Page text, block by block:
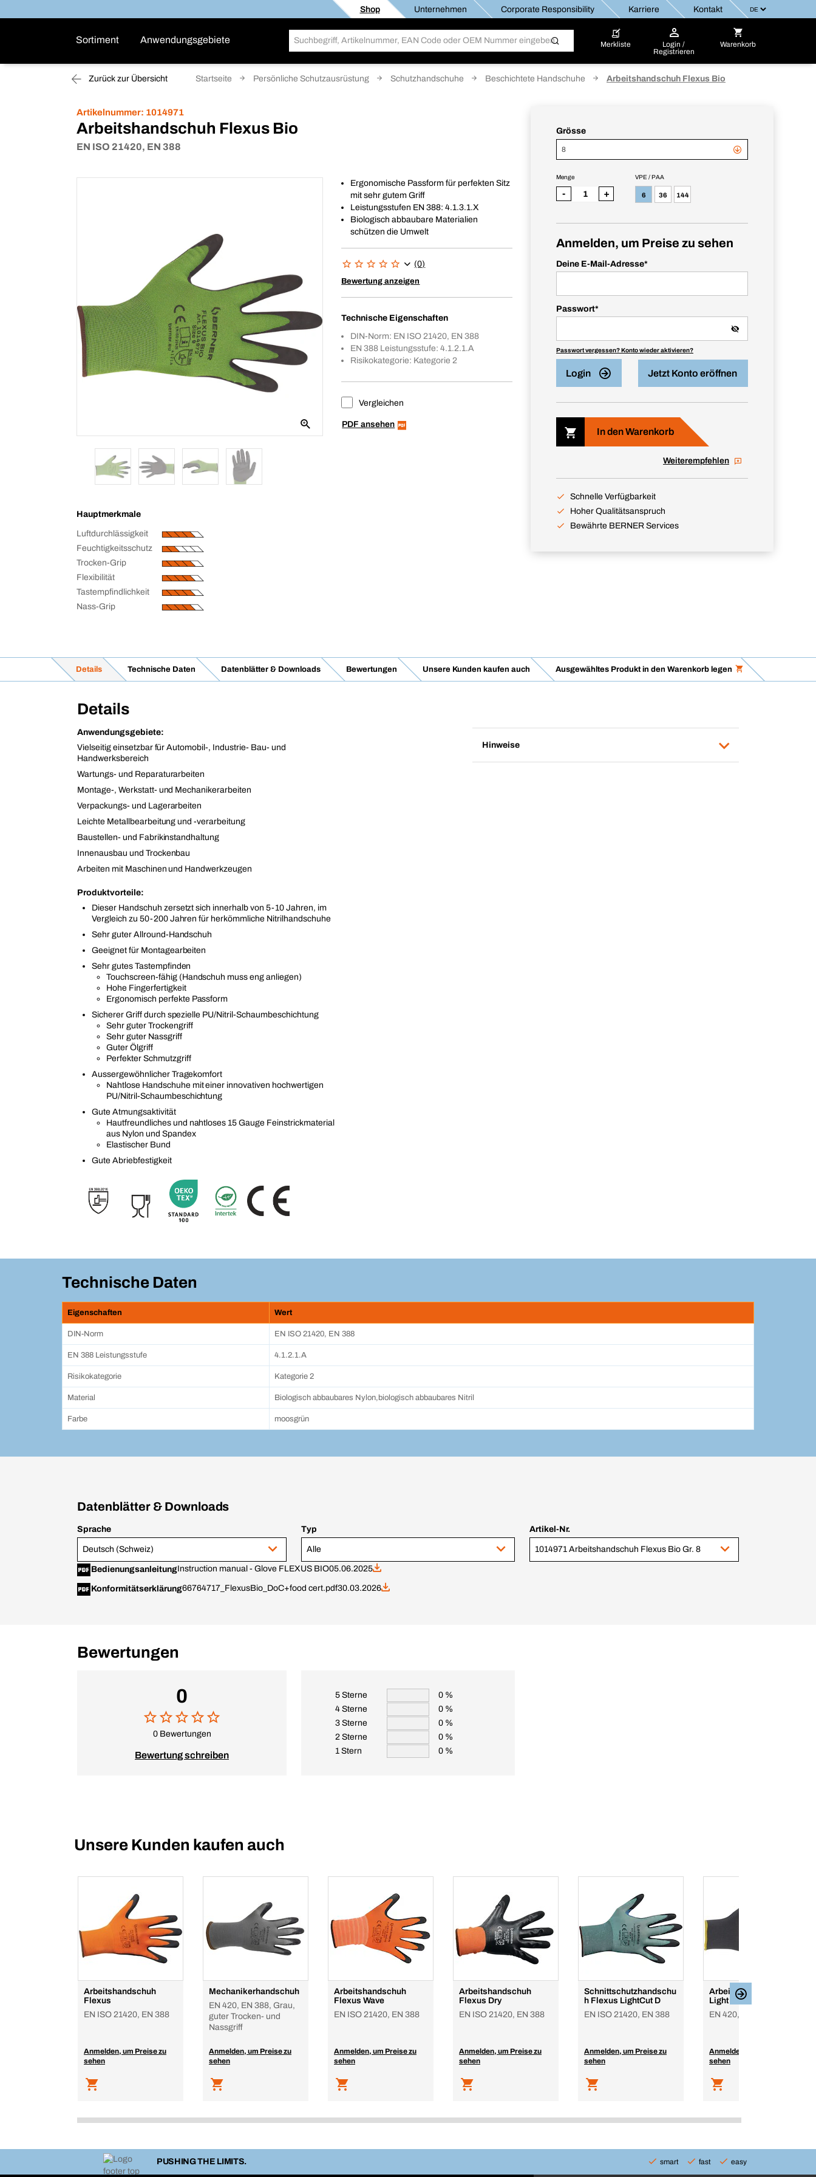
Shop Unternehmen Corporate Responsibility Karriere Kontakt
Sortiment Anwendungsgebiete Merkliste
Login /
Registrieren
Warenkorb
Zurück zur Übersicht Startseite Persönliche Schutzausrüstung Schutzhandschuhe Beschichtete Handschuhe Arbeitshandschuh Flexus Bio
Artikelnummer: 1014971
Arbeitshandschuh Flexus Bio
EN ISO 21420, EN 388
Hauptmerkmale
Luftdurchlässigkeit
Feuchtigkeitsschutz
Trocken-Grip
Flexibilität
Tastempfindlichkeit
Nass-Grip
Ergonomische Passform für perfekten Sitz
mit sehr gutem Griff
Leistungsstufen EN 388: 4.1.3.1.X
Biologisch abbaubare Materialien
schützen die Umwelt
(0)
Bewertung anzeigen
Technische Eigenschaften
DIN-Norm: EN ISO 21420, EN 388
EN 388 Leistungsstufe: 4.1.2.1.A
Risikokategorie: Kategorie 2
Vergleichen
PDF ansehen
Grösse
8
VPE / PAA
6 36 144
Menge
- +
Anmelden, um Preise zu sehen
Deine E-Mail-Adresse*
Passwort*
Passwort vergessen? Konto wieder aktivieren?
Login Jetzt Konto eröffnen
In den Warenkorb
Weiterempfehlen
Schnelle Verfügbarkeit
Hoher Qualitätsanspruch
Bewährte BERNER Services
Details Technische Daten Datenblätter & Downloads Bewertungen Unsere Kunden kaufen auch Ausgewähltes Produkt in den Warenkorb legen
Details
Anwendungsgebiete:
Vielseitig einsetzbar für Automobil-, Industrie- Bau- und
Handwerksbereich
Wartungs- und Reparaturarbeiten
Montage-, Werkstatt- und Mechanikerarbeiten
Verpackungs- und Lagerarbeiten
Leichte Metallbearbeitung und -verarbeitung
Baustellen- und Fabrikinstandhaltung
Innenausbau und Trockenbau
Arbeiten mit Maschinen und Handwerkzeugen
Produktvorteile:
Dieser Handschuh zersetzt sich innerhalb von 5-10 Jahren, im
Vergleich zu 50-200 Jahren für herkömmliche Nitrilhandschuhe
Sehr guter Allround-Handschuh
Geeignet für Montagearbeiten
Sehr gutes Tastempfinden
Touchscreen-fähig (Handschuh muss eng anliegen)
Hohe Fingerfertigkeit
Ergonomisch perfekte Passform
Sicherer Griff durch spezielle PU/Nitril-Schaumbeschichtung
Sehr guter Trockengriff
Sehr guter Nassgriff
Guter Ölgriff
Perfekter Schmutzgriff
Aussergewöhnlicher Tragekomfort
Nahtlose Handschuhe mit einer innovativen hochwertigen
PU/Nitril-Schaumbeschichtung
Gute Atmungsaktivität
Hautfreundliches und nahtloses 15 Gauge Feinstrickmaterial
aus Nylon und Spandex
Elastischer Bund
Gute Abriebfestigkeit
Hinweise
Technische Daten
Eigenschaften Wert
DIN-Norm EN ISO 21420, EN 388
EN 388 Leistungsstufe 4.1.2.1.A
Risikokategorie Kategorie 2
Material Biologisch abbaubares Nylon,biologisch abbaubares Nitril
Farbe moosgrün
Datenblätter & Downloads
Sprache
Deutsch (Schweiz)
Typ
Alle
Artikel-Nr.
1014971 Arbeitshandschuh Flexus Bio Gr. 8
BedienungsanleitungInstruction manual - Glove FLEXUS BIO05.06.2025
Konformitätserklärung66764717_FlexusBio_DoC+food cert.pdf30.03.2026
Bewertungen
0
0 Bewertungen
Bewertung schreiben
5 Sterne
0 %
4 Sterne
0 %
3 Sterne
0 %
2 Sterne
0 %
1 Stern
0 %
Unsere Kunden kaufen auch
Arbeitshandschuh
Flexus
EN ISO 21420, EN 388
Anmelden, um Preise zu
sehen
Mechanikerhandschuh
EN 420, EN 388, Grau,
guter Trocken- und
Nassgriff
Anmelden, um Preise zu
sehen
Arbeitshandschuh
Flexus Wave
EN ISO 21420, EN 388
Anmelden, um Preise zu
sehen
Arbeitshandschuh
Flexus Dry
EN ISO 21420, EN 388
Anmelden, um Preise zu
sehen
Schnittschutzhandschu
h Flexus LightCut D
EN ISO 21420, EN 388
Anmelden, um Preise zu
sehen
Arbeitshandschuh PU
Light
EN 420, EN 388, grau
Anmelden, um Preise zu
sehen
PUSHING THE LIMITS. smart fast easy